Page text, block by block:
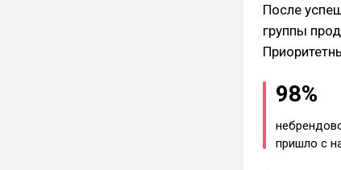
После
группы
98%
пришло с